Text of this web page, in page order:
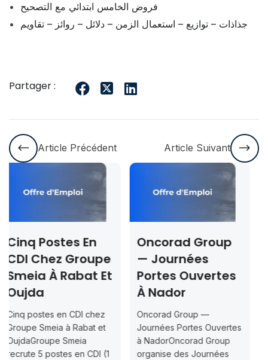
فروض الخامس ابتدائي مع التصحيح
جذاذات – توازيع – استعمال الزمن – دلائل – روائز – تقاويم
Partager :
Article Précédent Article Suivant
(1
Oncorad Group
— Journées
Portes Ouvertes
À Nador
Oncorad Group —
Journées Portes Ouvertes
à NadorOncorad Group
organise des Journées
Concours ISMAC
Rabat & Dakhla
2026-2027 —
Inscription
Jusqu’au 2026-
07-18
Concours d’accès L1